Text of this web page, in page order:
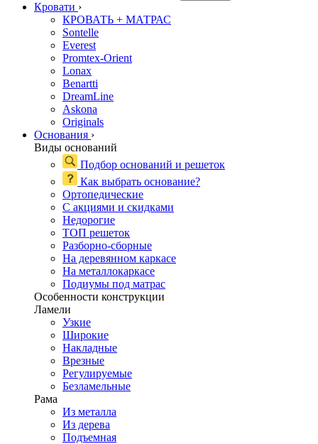
Кровати ›
КРОВАТЬ + МАТРАС
Sontelle
Everest
Promtex-Orient
Lonax
Benartti
DreamLine
Askona
Originals
Основания ›
Виды оснований
Подбор оснований и решеток
Как выбрать основание?
Ортопедические
С акциями и скидками
Недорогие
ТОП решеток
Разборно-сборные
На деревянном каркасе
На металлокаркасе
Подиумы под матрас
Особенности конструкции
Ламели
Узкие
Широкие
Накладные
Врезные
Регулируемые
Безламельные
Рама
Из металла
Из дерева
Подъемная